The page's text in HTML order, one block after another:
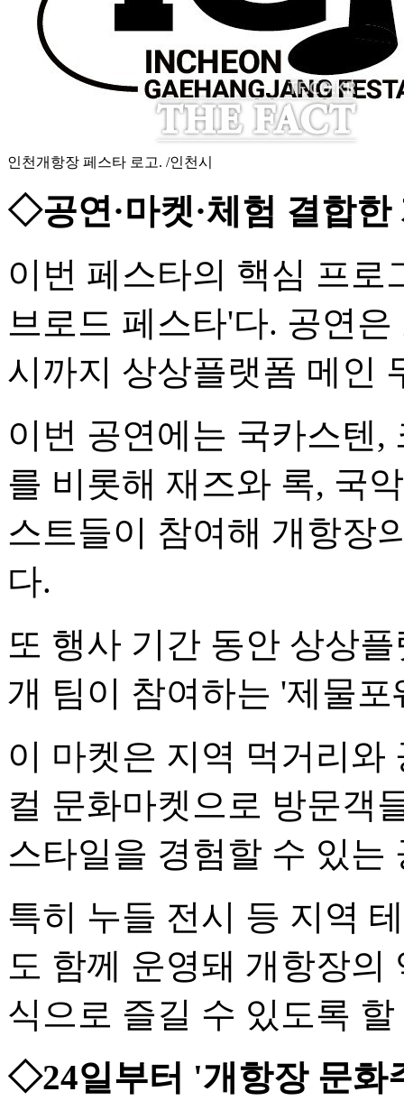
인천개항장 페스타 로고. /인천시
◇공연·마켓·체험 결합
이번 페스타의 핵심 프로
브로드 페스타'다. 공연은
시까지 상상플랫폼 메인
이번 공연에는 국카스텐,
를 비롯해 재즈와 록, 국
스트들이 참여해 개항장
다.
또 행사 기간 동안 상상
개 팀이 참여하는 '제물
이 마켓은 지역 먹거리와
컬 문화마켓으로 방문객
스타일을 경험할 수 있는
특히 누들 전시 등 지역
도 함께 운영돼 개항장의
식으로 즐길 수 있도록
◇24일부터 '개항장 문